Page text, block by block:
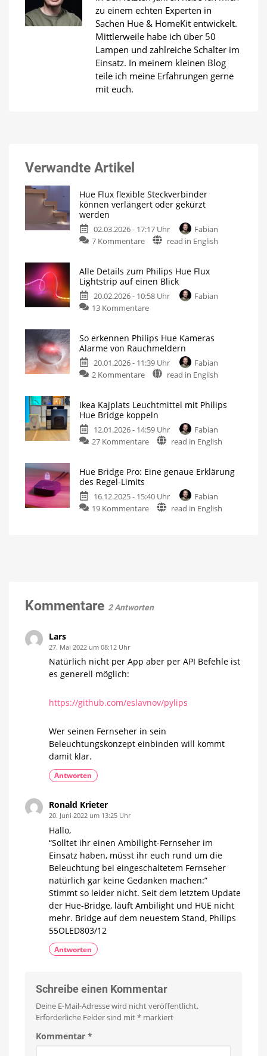
zu einem echten Experten in
Sachen Hue & HomeKit entwickelt.
Mittlerweile habe ich über 50
Lampen und zahlreiche Schalter im
Einsatz. In meinem kleinen Blog
teile ich meine Erfahrungen gerne
mit euch.
Verwandte Artikel
Hue Flux flexible Steckverbinder
können verlängert oder gekürzt
werden
02.03.2026 - 17:17 Uhr
Fabian
7 Kommentarezu
flexible
Steckverbinder
können
verlängert
werden
Für
mehr
Flexibilität
read in English
Alle Details zum Philips Hue Flux
Lightstrip auf einen Blick
20.02.2026 - 10:58 Uhr
Fabian
13 Kommentarezu
zum
Philips
Hue
Flux
einen
Blick
Auch
besonders
So erkennen Philips Hue Kameras
Alarme von Rauchmeldern
20.01.2026 - 11:39 Uhr
Fabian
2 Kommentarezu
Philips
Hue
Kameras
Alarme
Licht
read in English
Ikea Kajplats Leuchtmittel mit Philips
Hue Bridge koppeln
12.01.2026 - 14:59 Uhr
Fabian
27 Kommentarezu
Leuchtmittel
Philips
Hue
read in English
Hue Bridge Pro: Eine genaue Erklärung
des Regel-Limits
16.12.2025 - 15:40 Uhr
Fabian
19 Kommentarezu
Limits
read in English
Kommentare 2 Antworten
Lars
27. Mai 2022 um 08:12 Uhr
Natürlich nicht per App aber per API Befehle ist
es generell möglich:
https://github.com/eslavnov/pylips
Wer seinen Fernseher in sein
Beleuchtungskonzept einbinden will kommt
damit klar.
Antworten
Ronald Krieter
20. Juni 2022 um 13:25 Uhr
Hallo,
“Solltet ihr einen Ambilight-Fernseher im
Einsatz haben, müsst ihr euch rund um die
Beleuchtung bei eingeschaltetem Fernseher
natürlich gar keine Gedanken machen:”
Stimmt so leider nicht. Seit dem letztem Update
der Hue-Bridge, läuft Ambilight und HUE nicht
mehr. Bridge auf dem neuestem Stand, Philips
55OLED803/12
Antworten
Schreibe einen Kommentar
Deine E-Mail-Adresse wird nicht veröffentlicht.
Erforderliche Felder sind mit* markiert
Kommentar *